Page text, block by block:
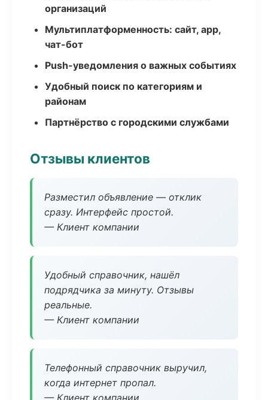
организаций
Мультиплатформенность: сайт, app,
чат-бот
Push-уведомления о важных событиях
Удобный поиск по категориям и
районам
Партнёрство с городскими службами
Отзывы клиентов
Разместил объявление — отклик
сразу. Интерфейс простой.
— Клиент компании
Удобный справочник, нашёл
подрядчика за минуту. Отзывы
реальные.
— Клиент компании
Телефонный справочник выручил,
когда интернет пропал.
— Клиент компании